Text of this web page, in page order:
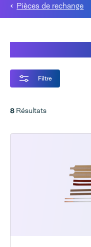
Pièces de rechange
Filtre
8 Résultats